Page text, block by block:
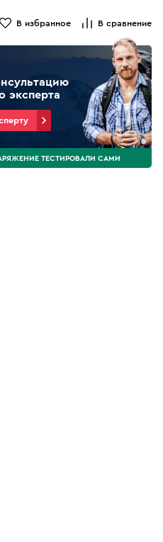
В избранное В сравнение
эксперта
ТЕСТИРОВАЛИ САМИ